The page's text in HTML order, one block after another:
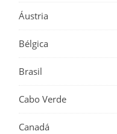
Áustria
Bélgica
Brasil
Cabo Verde
Canadá